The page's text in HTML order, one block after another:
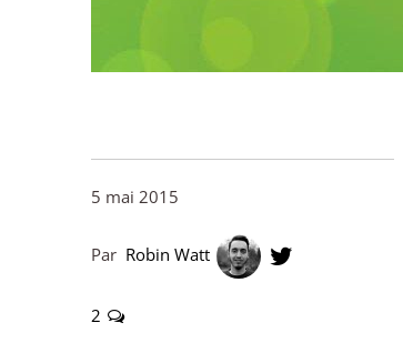
5 mai 2015
Par Robin Watt
2